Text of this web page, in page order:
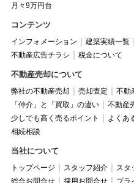
月々9万円台
コンテンツ
インフォメーション 建築実績一覧
不動産広告チラシ
税金について
不動産売却について
弊社の不動産売却 売却査定 不動
「仲介」と「買取」の違い
不動産
少しでも高く売るポイント
よくあ
相続相談
当社について
トップページ スタッフ紹介 スタ
総合お問合せ
採用お問合せ プラ